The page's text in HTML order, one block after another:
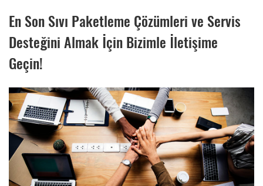
En Son Sıvı Paketleme Çözümleri ve Servis
Desteğini Almak İçin Bizimle İletişime
Geçin!